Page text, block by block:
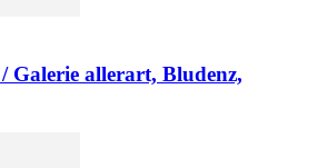
Galerie allerart, Bludenz,